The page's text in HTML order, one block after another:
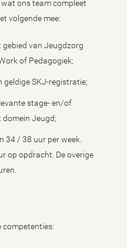
ons team compleet
volgende mee:
gebied van Jeugdzorg
of Pedagogiek;
geldige SKJ-registratie;
stage- en/of
Jeugd;
34 / 38 uur per week.
op opdracht. De overige
competenties: